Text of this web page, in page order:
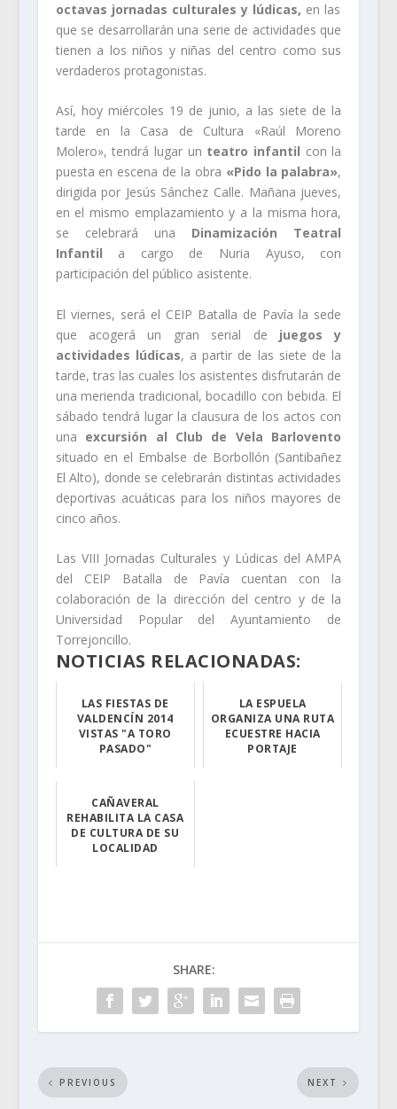
octavas jornadas culturales y lúdicas, en las
que se desarrollarán una serie de actividades que
tienen a los niños y niñas del centro como sus
verdaderos protagonistas.
Así, hoy miércoles 19 de junio, a las siete de la
tarde en la Casa de Cultura «Raúl Moreno
Molero», tendrá lugar un teatro infantil con la
puesta en escena de la obra «Pido la palabra»,
dirigida por Jesús Sánchez Calle. Mañana jueves,
en el mismo emplazamiento y a la misma hora,
se celebrará una Dinamización Teatral
Infantil a cargo de Nuria Ayuso, con
participación del público asistente.
El viernes, será el CEIP Batalla de Pavía la sede
que acogerá un gran serial de juegos y
actividades lúdicas, a partir de las siete de la
tarde, tras las cuales los asistentes disfrutarán de
una merienda tradicional, bocadillo con bebida. El
sábado tendrá lugar la clausura de los actos con
una excursión al Club de Vela Barlovento
situado en el Embalse de Borbollón (Santibañez
El Alto), donde se celebrarán distintas actividades
deportivas acuáticas para los niños mayores de
cinco años.
Las VIII Jornadas Culturales y Lúdicas del AMPA
del CEIP Batalla de Pavía cuentan con la
colaboración de la dirección del centro y de la
Universidad Popular del Ayuntamiento de
Torrejoncillo.
NOTICIAS RELACIONADAS:
LAS FIESTAS DE
VALDENCÍN 2014
VISTAS "A TORO
PASADO"
LA ESPUELA
ORGANIZA UNA RUTA
ECUESTRE HACIA
PORTAJE
CAÑAVERAL
REHABILITA LA CASA
DE CULTURA DE SU
LOCALIDAD
SHARE:
PREVIOUS NEXT